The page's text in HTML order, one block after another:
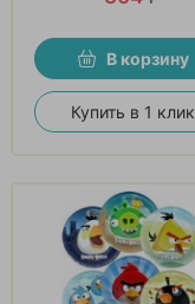
В корзину
Купить в 1 клик